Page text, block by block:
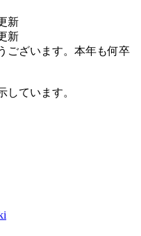
新
新
ございます。本年も何卒
しています。